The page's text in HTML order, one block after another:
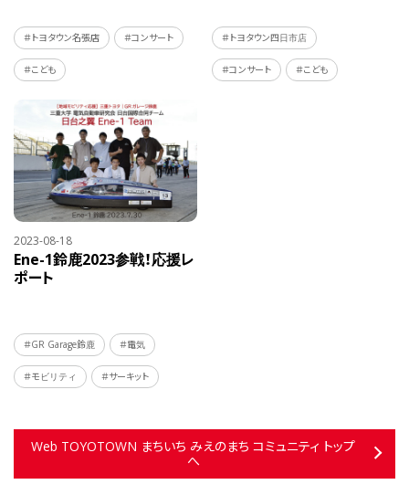
＃トヨタウン名張店 ＃コンサート
＃こども
＃トヨタウン四日市店
＃コンサート ＃こども
2023-08-18
Ene-1鈴鹿2023参戦！応援レ
ポート
＃GR Garage鈴鹿 ＃電気
＃モビリティ ＃サーキット
Web TOYOTOWN まちいち みえのまち コミュニティ トップ
へ